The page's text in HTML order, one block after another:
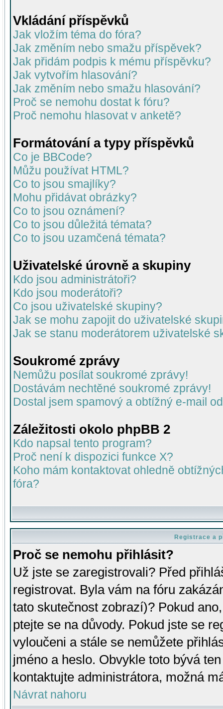
Vkládání příspěvků
Jak vložím téma do fóra?
Jak změním nebo smažu příspěvek?
Jak přidám podpis k mému příspěvku?
Jak vytvořím hlasování?
Jak změním nebo smažu hlasování?
Proč se nemohu dostat k fóru?
Proč nemohu hlasovat v anketě?
Formátování a typy příspěvků
Co je BBCode?
Můžu používat HTML?
Co to jsou smajlíky?
Mohu přidávat obrázky?
Co to jsou oznámení?
Co to jsou důležitá témata?
Co to jsou uzamčená témata?
Uživatelské úrovně a skupiny
Kdo jsou administrátoři?
Kdo jsou moderátoři?
Co jsou uživatelské skupiny?
Jak se mohu zapojit do uživatelské
Jak se stanu moderátorem uživatelské
Soukromé zprávy
Nemůžu posílat soukromé zprávy!
Dostávám nechtěné soukromé zprávy!
Dostal jsem spamový a obtížný e-mail
Záležitosti okolo phpBB 2
Kdo napsal tento program?
Proč není k dispozici funkce X?
Koho mám kontaktovat ohledně
fóra?
Registrace a
Proč se nemohu přihlásit?
Už jste se zaregistrovali? Před
registrovat. Byla vám na fóru
tato skutečnost zobrazí)? Pokud
ptejte se na důvody. Pokud jste se
vyloučeni a stále se nemůžete
jméno a heslo. Obvykle toto bývá
kontaktujte administrátora, možná
Návrat nahoru